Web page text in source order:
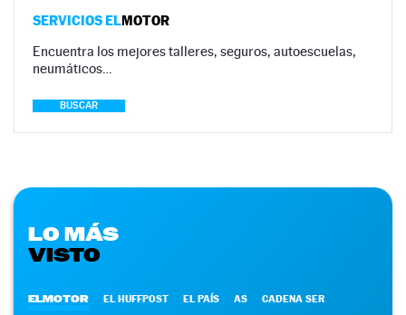
SERVICIOS ELMOTOR
Encuentra los mejores talleres, seguros, autoescuelas,
neumáticos…
BUSCAR
LO MÁS
VISTO
ELMOTOR EL HUFFPOST EL PAÍS AS CADENA SER